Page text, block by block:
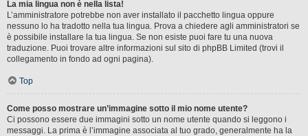
La mia lingua non è nella lista!
L’amministratore potrebbe non aver installato il pacchetto lingua oppure
nessuno lo ha tradotto nella tua lingua. Prova a chiedere agli amministratori se
è possibile installare la tua lingua. Se non esiste puoi fare tu una nuova
traduzione. Puoi trovare altre informazioni sul sito di phpBB Limited (trovi il
collegamento in fondo ad ogni pagina).
Top
Come posso mostrare un’immagine sotto il mio nome utente?
Ci possono essere due immagini sotto un nome utente quando si leggono i
messaggi. La prima è l’immagine associata al tuo grado, generalmente ha la